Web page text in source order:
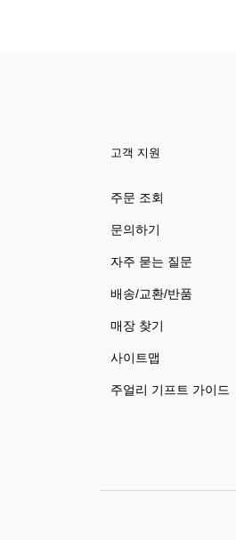
고객 지원
주문 조회
문의하기
자주 묻는 질문
배송/교환/반품
매장 찾기
사이트맵
주얼리 기프트 가이드